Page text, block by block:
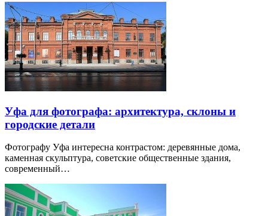
Уфа для фотографа: архитектура, склоны и
городские детали
Фотографу Уфа интересна контрастом: деревянные дома,
каменная скульптура, советские общественные здания,
современный…